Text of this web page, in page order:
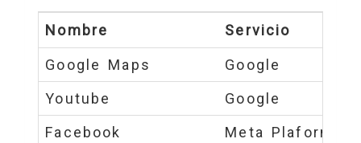
Nombre Servicio
Google Maps
Google
Youtube
Google
Facebook
Meta Plaforms